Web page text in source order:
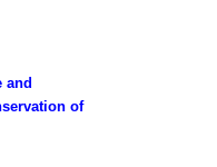
and
of